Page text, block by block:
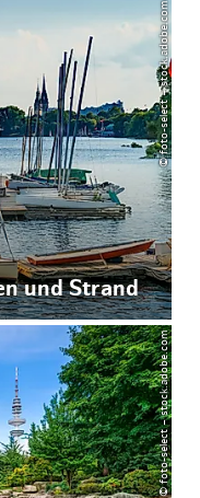
© foto-select – stock.adobe.com
und Strand
© foto-select – stock.adobe.com